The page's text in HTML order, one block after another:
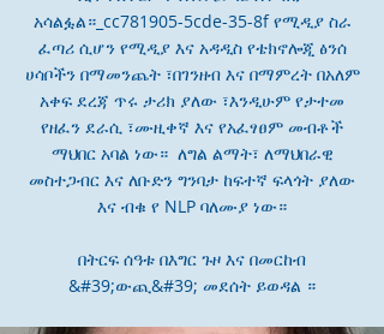
አሳልፏል።_cc781905-5cde-35-8f የሚዲያ ስራ
ፈጣሪ ሲሆን የሚዲያ እና አዳዲስ የቴክኖሎጂ ፅንሰ
ሀሳቦችን በማመንጨት ፣በገንዘብ እና በማምረት በአለም
አቀፍ ደረጃ ጥሩ ታሪክ ያለው ፣እንዲሁም የታተመ
የዘፈን ደራሲ ፣ሙዚቀኛ እና የአፈፃፀም መብቶች
ማህበር አባል ነው። ለግል ልማት፣ ለማህበራዊ
መስተጋብር እና ለቡድን ግንባታ ከፍተኛ ፍላጎት ያለው
እና ብቁ የ NLP ባለሙያ ነው።
በትርፍ ሰዓቱ በእግር ጉዞ እና በመርከብ
&#39;ውጪ&#39; መደሰት ይወዳል ።